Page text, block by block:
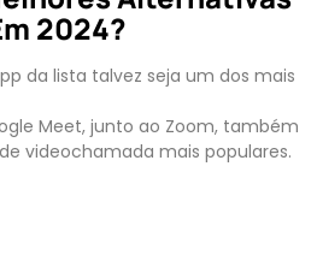
2024?
da lista talvez seja um dos mais
Meet, junto ao Zoom, também
videochamada mais populares.